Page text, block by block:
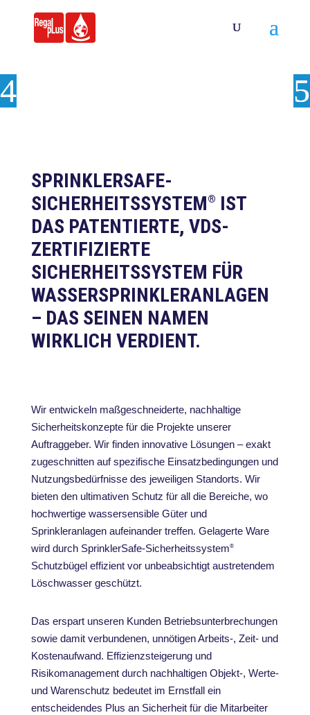
SPRINKLERSAFE-
SICHERHEITSSYSTEM® IST
DAS PATENTIERTE, VDS-
ZERTIFIZIERTE
SICHERHEITSSYSTEM FÜR
WASSERSPRINKLERANLAGEN
– DAS SEINEN NAMEN
WIRKLICH VERDIENT.
Wir entwickeln maßgeschneiderte, nachhaltige
Sicherheitskonzepte für die Projekte unserer
Auftraggeber. Wir finden innovative Lösungen – exakt
zugeschnitten auf spezifische Einsatzbedingungen und
Nutzungsbedürfnisse des jeweiligen Standorts. Wir
bieten den ultimativen Schutz für all die Bereiche, wo
hochwertige wassersensible Güter und
Sprinkleranlagen aufeinander treffen. Gelagerte Ware
wird durch SprinklerSafe-Sicherheitssystem®
Schutzbügel effizient vor unbeabsichtigt austretendem
Löschwasser geschützt.
Das erspart unseren Kunden Betriebsunterbrechungen
sowie damit verbundenen, unnötigen Arbeits-, Zeit- und
Kostenaufwand. Effizienzsteigerung und
Risikomanagement durch nachhaltigen Objekt-, Werte-
und Warenschutz bedeutet im Ernstfall ein
entscheidendes Plus an Sicherheit für die Mitarbeiter